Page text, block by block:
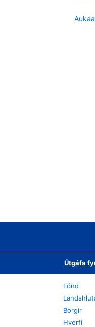
Útgáfa
Lönd
Borgir
Hverfi